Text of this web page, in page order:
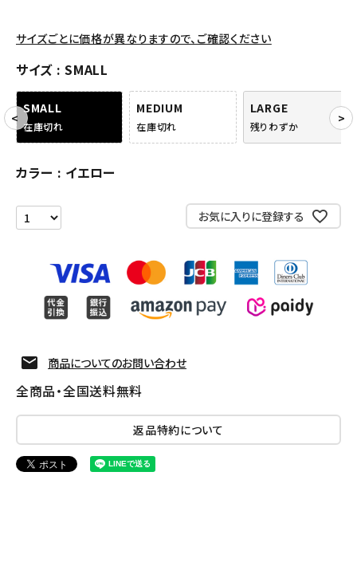
COLLABORATION BRAND
SEASON
CONTENTS
ようこそ ゲスト 様
meeting_room ログイン
Follow us
サイズごとに価格が異なりますので、ご確認ください
サイズ SMALL
SMALL
在庫切れ
MEDIUM
在庫切れ
LARGE
残りわずか
カラー イエロー
お気に入りに登録する
商品についてのお問い合わせ
全商品・全国送料無料
返品特約について